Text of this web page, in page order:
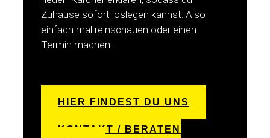
Zuhause sofort loslegen kannst. Also
einfach mal reinschauen oder einen
Termin machen.
HIER FINDEST DU UNS
KONTAKT / BERATEN